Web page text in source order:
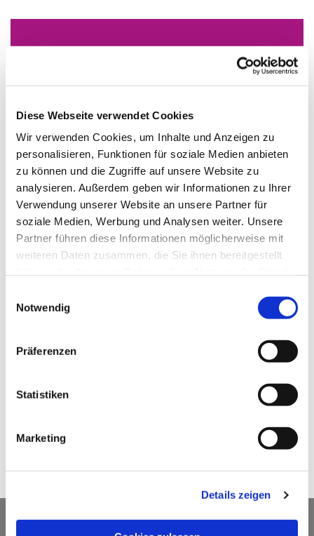
Diese Webseite verwendet Cookies
Wir verwenden Cookies, um Inhalte und Anzeigen zu
personalisieren, Funktionen für soziale Medien anbieten
zu können und die Zugriffe auf unsere Website zu
analysieren. Außerdem geben wir Informationen zu Ihrer
Verwendung unserer Website an unsere Partner für
soziale Medien, Werbung und Analysen weiter. Unsere
Partner führen diese Informationen möglicherweise mit
weiteren Daten zusammen, die Sie ihnen bereitgestellt
Notwendig
Präferenzen
Statistiken
Marketing
Details zeigen
Dies könnte Sie auch
interessieren